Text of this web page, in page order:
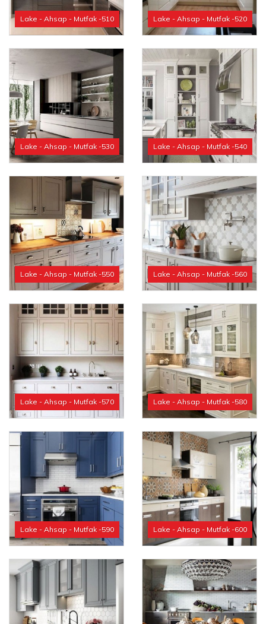
Lake - Ahsap - Mutfak -510 Lake - Ahsap - Mutfak -520
Lake - Ahsap - Mutfak -530 Lake - Ahsap - Mutfak -540
Lake - Ahsap - Mutfak -550 Lake - Ahsap - Mutfak -560
Lake - Ahsap - Mutfak -570 Lake - Ahsap - Mutfak -580
Lake - Ahsap - Mutfak -590 Lake - Ahsap - Mutfak -600